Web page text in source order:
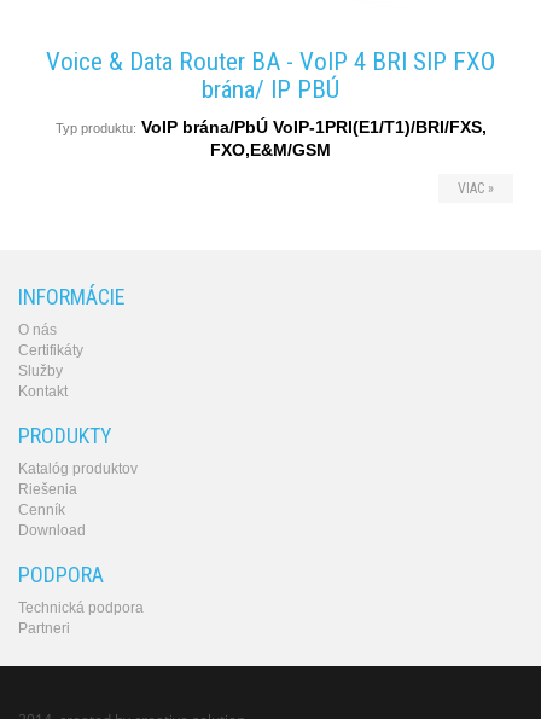
Voice & Data Router BA - VoIP 4 BRI SIP FXO
brána/ IP PBÚ
Typ produktu: VoIP brána/PbÚ VoIP-1PRI(E1/T1)/BRI/FXS,
FXO,E&M/GSM
VIAC »
INFORMÁCIE
O nás
Certifikáty
Služby
Kontakt
PRODUKTY
Katalóg produktov
Riešenia
Cenník
Download
PODPORA
Technická podpora
Partneri